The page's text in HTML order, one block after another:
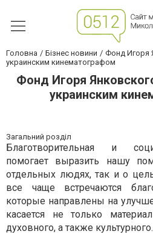
Головна Бізнес новини
Фонд Игоря
украинским кинематографом
Фонд Игоря
украинским
Загальний розділ
Благотворительная и
помогает выразить нашу
отдельных людях, так и о
все чаще встречаются
которые направлены на
касается не только
духовного, а также культурного.